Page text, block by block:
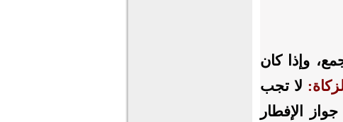
وإذا كان
لا تجب
جواز الإفطار